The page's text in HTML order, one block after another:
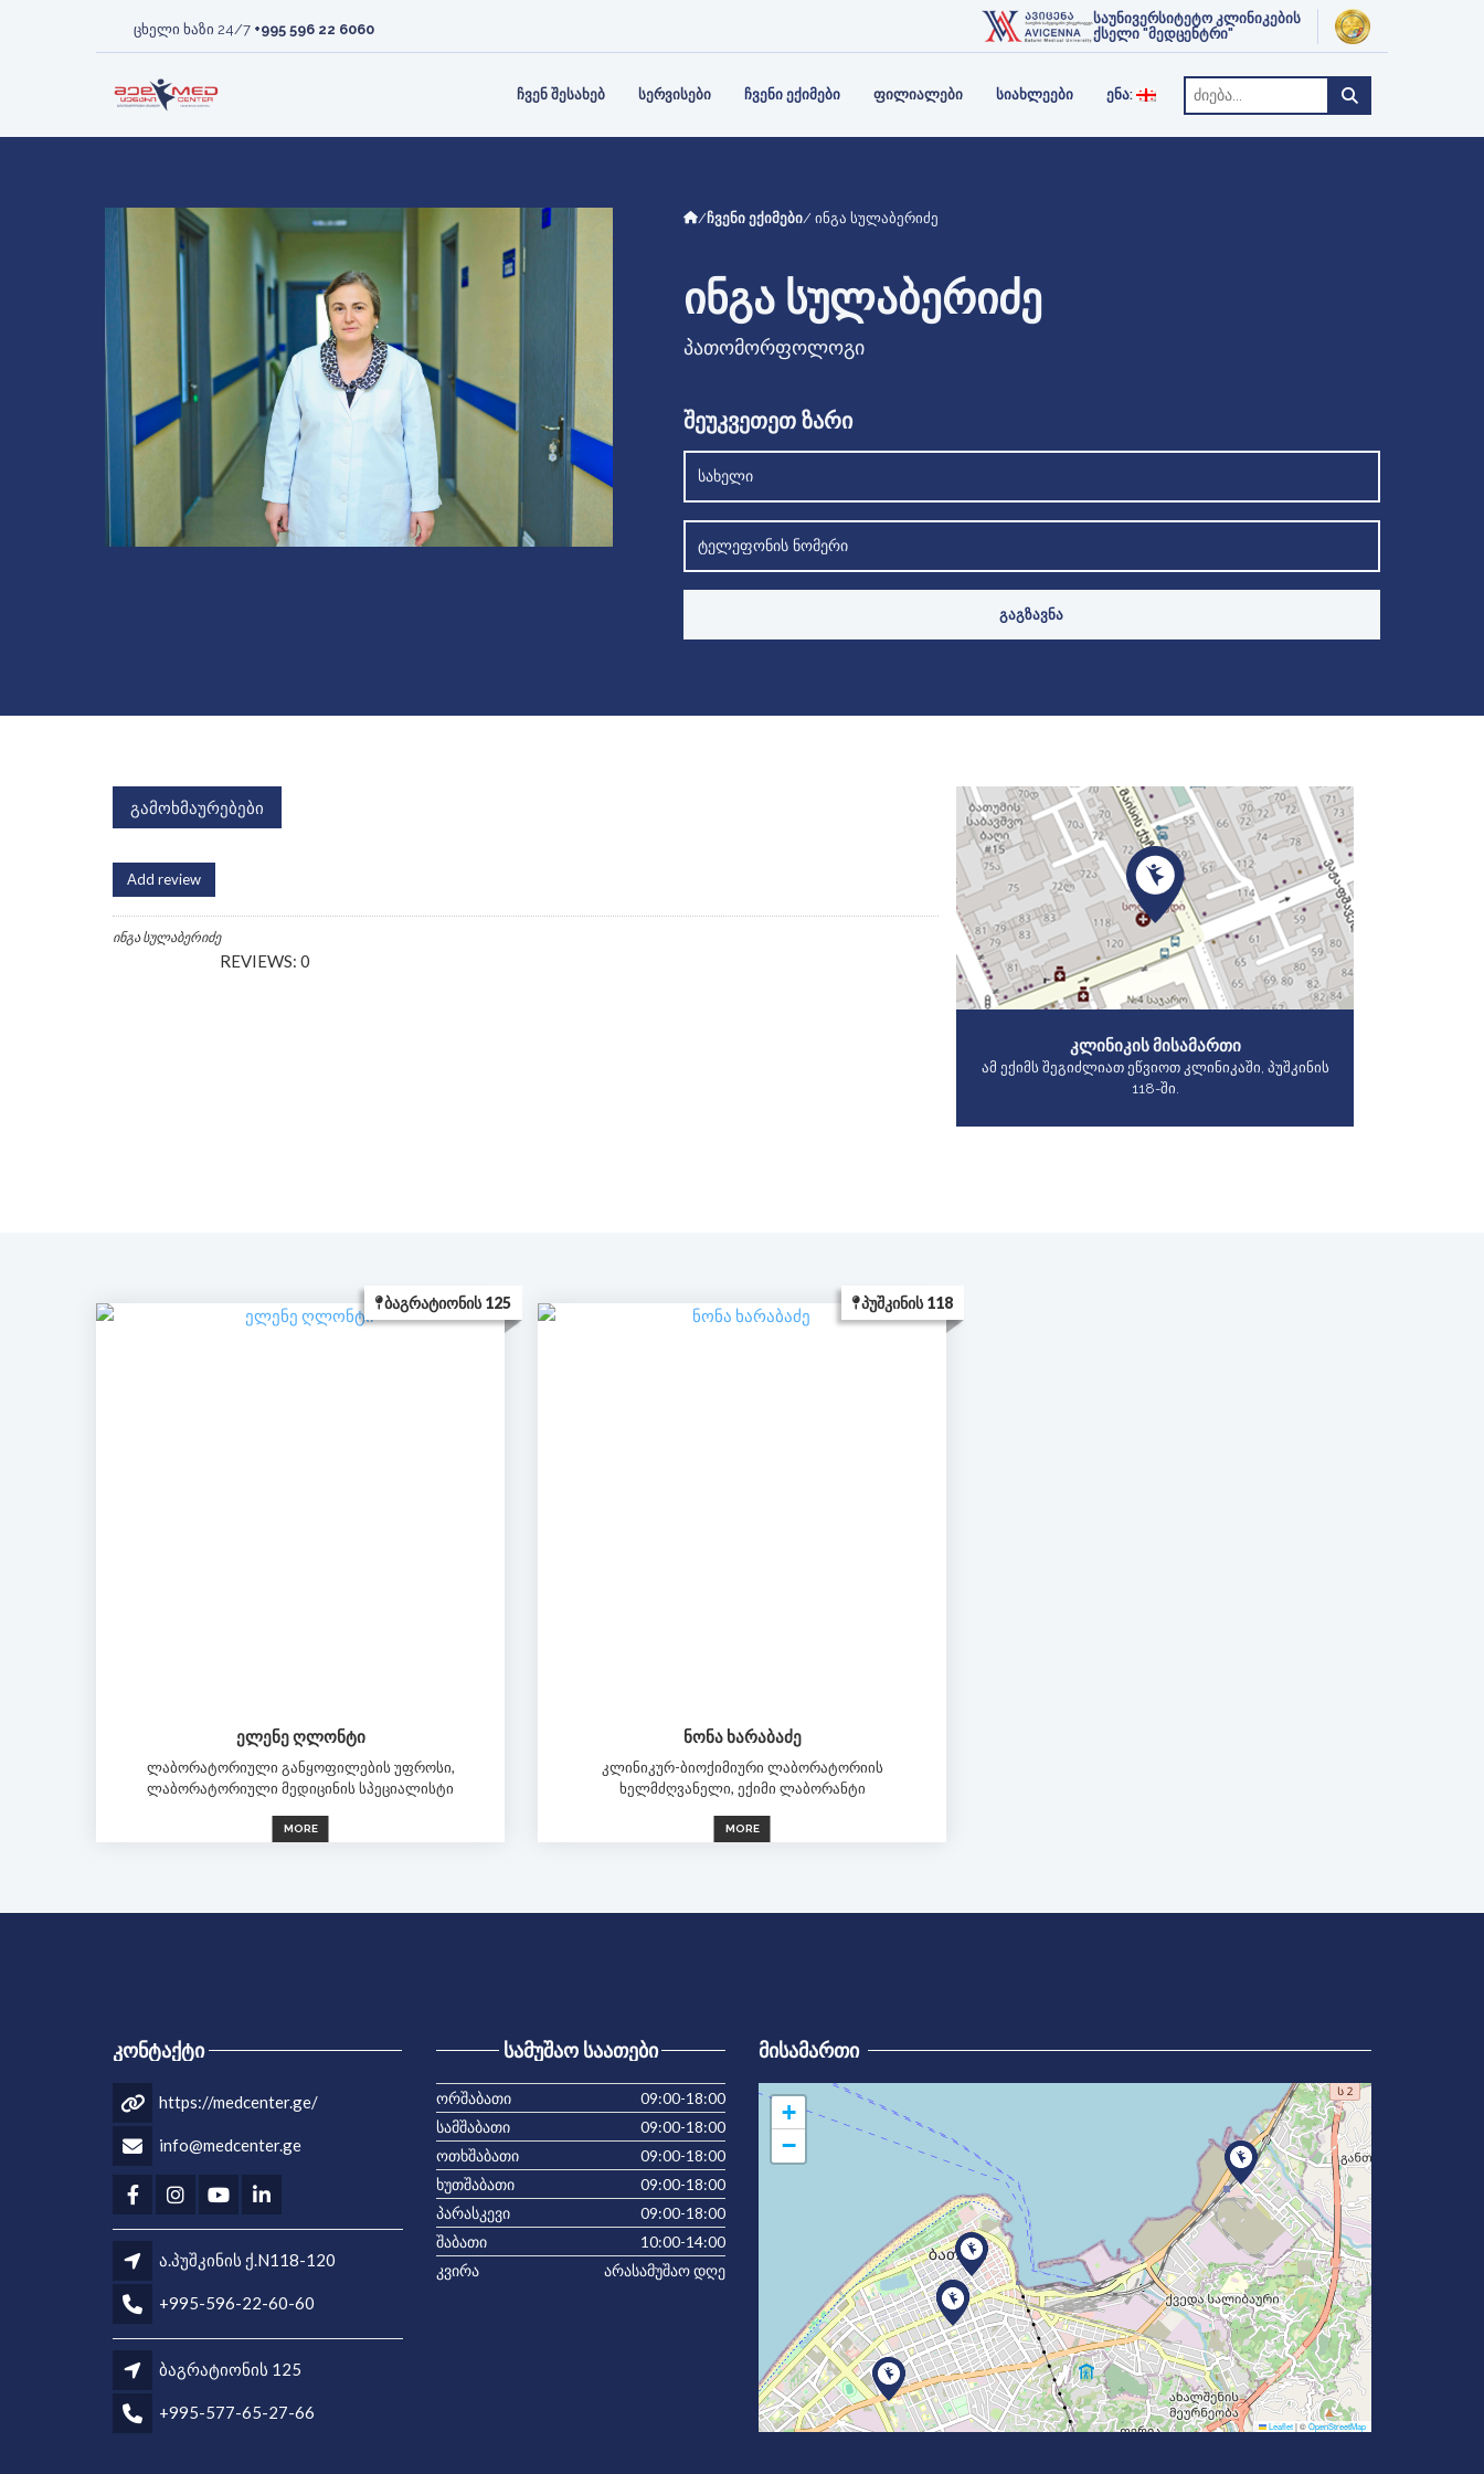
ცხელი ხაზი 24/7 +995 596 22 6060
საუნივერსიტეტო კლინიკების
ქსელი "მედცენტრი"
ᲩᲕᲔᲜ ᲨᲔᲡᲐᲮᲔᲑ
ᲞᲐᲪᲘᲔᲜᲢᲘᲡ ᲣᲤᲚᲔᲑᲔᲑᲘ ᲓᲐ
ᲡᲔᲠᲕᲘᲡᲔᲑᲘ
ᲦᲕᲘᲫᲚᲘᲡ
ᲒᲐᲜᲧᲝᲤᲘᲚᲔᲑᲐ
ᲛᲐᲛᲝᲚᲝᲒᲘᲘᲡ
ᲩᲕᲔᲜᲘ ᲔᲥᲘᲛᲔᲑᲘ
ᲤᲘᲚᲘᲐᲚᲔᲑᲘ
ᲡᲠᲣᲚᲐᲓ
ᲡᲘᲐᲮᲚᲔᲔᲑᲘ ᲔᲜᲐ:
ENGLISH
РУССКИЙ
/ჩვენი ექიმები/ ინგა სულაბერიძე
ᲘᲜᲒᲐ ᲡᲣᲚᲐᲑᲔᲠᲘᲫᲔ
პათომორფოლოგი
შეუკვეთეთ ზარი
გამოხმაურებები
Add review
ინგა სულაბერიძე
REVIEWS: 0
ᲙᲚᲘᲜᲘᲙᲘᲡ ᲛᲘᲡᲐᲛᲐᲠᲗᲘ
ამ ექიმს შეგიძლიათ ეწვიოთ კლინიკაში, პუშკინის
118-ში.
ᲑᲐᲒᲠᲐᲢᲘᲝᲜᲘᲡ 125
ᲔᲚᲔᲜᲔ ᲦᲚᲝᲜᲢᲘ
ლაბორატორიული განყოფილების უფროსი,
ლაბორატორიული მედიცინის სპეციალისტი
MORE
ᲞᲣᲨᲙᲘᲜᲘᲡ 118
ᲜᲝᲜᲐ ᲮᲐᲠᲐᲑᲐᲫᲔ
კლინიკურ-ბიოქიმიური ლაბორატორიის
ხელმძღვანელი, ექიმი ლაბორანტი
MORE
ᲙᲝᲜᲢᲐᲥᲢᲘ
https://medcenter.ge/
info@medcenter.ge
ა.პუშკინის ქ.N118-120
+995-596-22-60-60
ბაგრატიონის 125
+995-577-65-27-66
ᲡᲐᲛᲣᲨᲐᲝ ᲡᲐᲐᲗᲔᲑᲘ
ორშაბათი
09:00-18:00
სამშაბათი
09:00-18:00
ოთხშაბათი
09:00-18:00
ხუთშაბათი
09:00-18:00
პარასკევი
09:00-18:00
შაბათი
10:00-14:00
კვირა
არასამუშაო დღე
ᲛᲘᲡᲐᲛᲐᲠᲗᲘ
+
−
Leaflet|©OpenStreetMap